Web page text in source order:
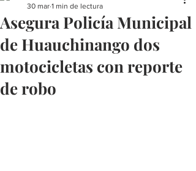
Asegura Policía Municipal
de Huauchinango dos
motocicletas con reporte
de robo
30 mar 1 min de lectura